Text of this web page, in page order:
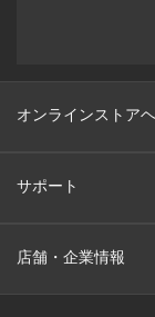
オンラインストア
サポート
店舗・企業情報